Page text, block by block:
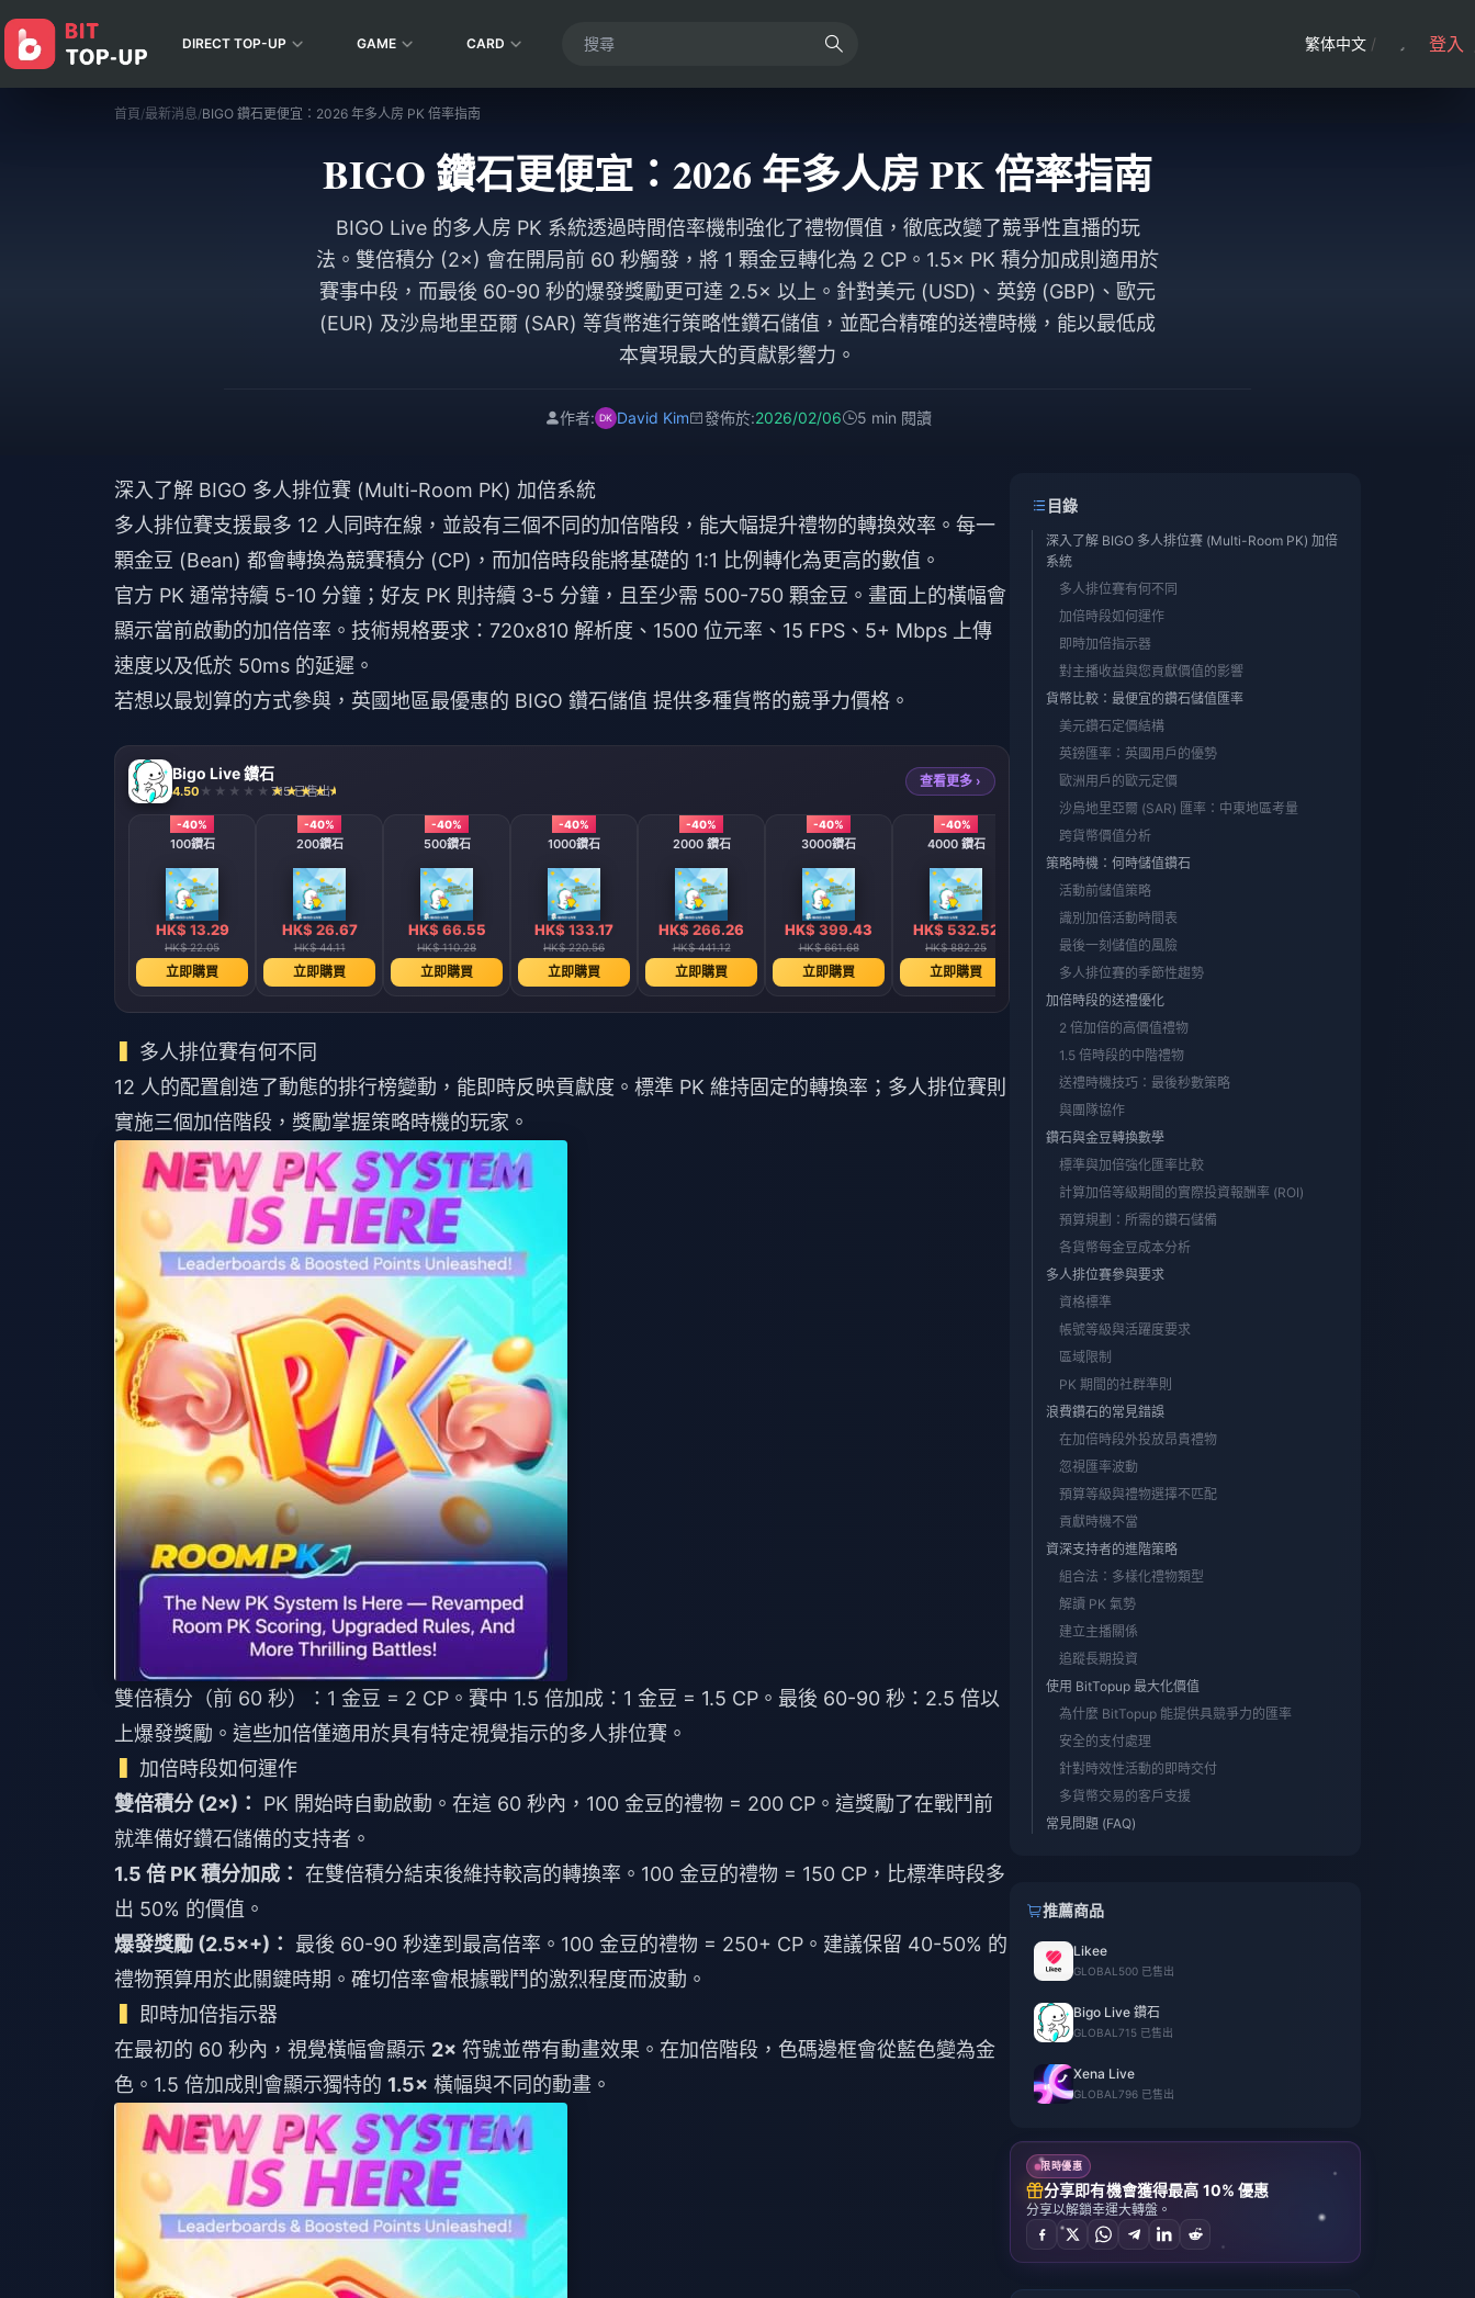
DIRECT TOP-UP GAME CARD 繁体中文 / 登入
首頁/最新消息/BIGO 鑽石更便宜：2026 年多人房 PK 倍率指南
BIGO 鑽石更便宜：2026 年多人房 PK 倍率指南
BIGO Live 的多人房 PK 系統透過時間倍率機制強化了禮物價值，徹底改變了競爭性直播的玩
法。雙倍積分 (2×) 會在開局前 60 秒觸發，將 1 顆金豆轉化為 2 CP。1.5× PK 積分加成則適用於
賽事中段，而最後 60-90 秒的爆發獎勵更可達 2.5× 以上。針對美元 (USD)、英鎊 (GBP)、歐元
(EUR) 及沙烏地里亞爾 (SAR) 等貨幣進行策略性鑽石儲值，並配合精確的送禮時機，能以最低成
本實現最大的貢獻影響力。
作者: David Kim 發佈於:2026/02/06 5 min 閱讀
深入了解 BIGO 多人排位賽 (Multi-Room PK) 加倍系統
多人排位賽支援最多 12 人同時在線，並設有三個不同的加倍階段，能大幅提升禮物的轉換效率。每一
顆金豆 (Bean) 都會轉換為競賽積分 (CP)，而加倍時段能將基礎的 1:1 比例轉化為更高的數值。
官方 PK 通常持續 5-10 分鐘；好友 PK 則持續 3-5 分鐘，且至少需 500-750 顆金豆。畫面上的橫幅會
顯示當前啟動的加倍倍率。技術規格要求：720x810 解析度、1500 位元率、15 FPS、5+ Mbps 上傳
速度以及低於 50ms 的延遲。
若想以最划算的方式參與， 英國地區最優惠的 BIGO 鑽石儲值 提供多種貨幣的競爭力價格。
Bigo Live 鑽石
4.50 715 已售出
查看更多 ›
-40%
100鑽石
HK$ 13.29
HK$ 22.05
立即購買
-40%
200鑽石
HK$ 26.67
HK$ 44.11
立即購買
-40%
500鑽石
HK$ 66.55
HK$ 110.28
立即購買
-40%
1000鑽石
HK$ 133.17
HK$ 220.56
立即購買
-40%
2000 鑽石
HK$ 266.26
HK$ 441.12
立即購買
-40%
3000鑽石
HK$ 399.43
HK$ 661.68
立即購買
-40%
4000 鑽石
HK$ 532.52
HK$ 882.25
立即購買
5000鑽石
HK$ 665.69
HK$ 1102.81
立即購買
HK$ 1331.39
立即購買
多人排位賽有何不同
12 人的配置創造了動態的排行榜變動，能即時反映貢獻度。標準 PK 維持固定的轉換率；多人排位賽則
實施三個加倍階段，獎勵掌握策略時機的玩家。
雙倍積分（前 60 秒）：1 金豆 = 2 CP。賽中 1.5 倍加成：1 金豆 = 1.5 CP。最後 60-90 秒：2.5 倍以
上爆發獎勵。這些加倍僅適用於具有特定視覺指示的多人排位賽。
加倍時段如何運作
雙倍積分 (2×)：
PK 開始時自動啟動。在這 60 秒內，100 金豆的禮物 = 200 CP。這獎勵了在戰鬥前
就準備好鑽石儲備的支持者。
1.5 倍 PK 積分加成： 在雙倍積分結束後維持較高的轉換率。100 金豆的禮物 = 150 CP，比標準時段多
出 50% 的價值。
爆發獎勵 (2.5×+)：
最後 60-90 秒達到最高倍率。100 金豆的禮物 = 250+ CP。建議保留 40-50% 的
禮物預算用於此關鍵時期。確切倍率會根據戰鬥的激烈程度而波動。
即時加倍指示器
在最初的 60 秒內，視覺橫幅會顯示 2× 符號並帶有動畫效果。在加倍階段，色碼邊框會從藍色變為金
色。1.5 倍加成則會顯示獨特的 1.5× 橫幅與不同的動畫。
目錄
深入了解 BIGO 多人排位賽 (Multi-Room PK) 加倍
系統
多人排位賽有何不同
加倍時段如何運作
即時加倍指示器
對主播收益與您貢獻價值的影響
貨幣比較：最便宜的鑽石儲值匯率
美元鑽石定價結構
英鎊匯率：英國用戶的優勢
歐洲用戶的歐元定價
沙烏地里亞爾 (SAR) 匯率：中東地區考量
跨貨幣價值分析
策略時機：何時儲值鑽石
活動前儲值策略
識別加倍活動時間表
最後一刻儲值的風險
多人排位賽的季節性趨勢
加倍時段的送禮優化
2 倍加倍的高價值禮物
1.5 倍時段的中階禮物
送禮時機技巧：最後秒數策略
與團隊協作
鑽石與金豆轉換數學
標準與加倍強化匯率比較
計算加倍等級期間的實際投資報酬率 (ROI)
預算規劃：所需的鑽石儲備
各貨幣每金豆成本分析
多人排位賽參與要求
資格標準
帳號等級與活躍度要求
區域限制
PK 期間的社群準則
浪費鑽石的常見錯誤
在加倍時段外投放昂貴禮物
忽視匯率波動
預算等級與禮物選擇不匹配
貢獻時機不當
資深支持者的進階策略
組合法：多樣化禮物類型
解讀 PK 氣勢
建立主播關係
追蹤長期投資
使用 BitTopup 最大化價值
為什麼 BitTopup 能提供具競爭力的匯率
安全的支付處理
針對時效性活動的即時交付
多貨幣交易的客戶支援
常見問題 (FAQ)
推薦商品
Likee
GLOBAL 500 已售出
Bigo Live 鑽石
GLOBAL 715 已售出
Xena Live
GLOBAL 796 已售出
限時優惠
分享即有機會獲得最高 10% 優惠
分享以解鎖幸運大轉盤。